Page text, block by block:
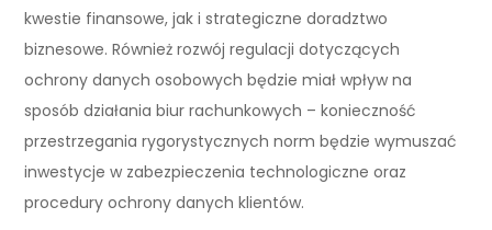
kwestie finansowe, jak i strategiczne doradztwo
biznesowe. Również rozwój regulacji dotyczących
ochrony danych osobowych będzie miał wpływ na
sposób działania biur rachunkowych – konieczność
przestrzegania rygorystycznych norm będzie wymuszać
inwestycje w zabezpieczenia technologiczne oraz
procedury ochrony danych klientów.